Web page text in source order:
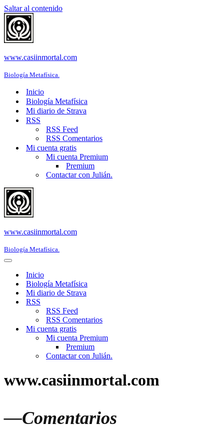
Saltar al contenido
www.casiinmortal.com
Biología Metafísica.
Inicio
Biología Metafísica
Mi diario de Strava
RSS
RSS Feed
RSS Comentarios
Mi cuenta gratis
Mi cuenta Premium
Premium
Contactar con Julián.
www.casiinmortal.com
Biología Metafísica.
Menú
navegación
Inicio
Biología Metafísica
Mi diario de Strava
RSS
RSS Feed
RSS Comentarios
Mi cuenta gratis
Mi cuenta Premium
Premium
Contactar con Julián.
www.casiinmortal.com
—Comentarios